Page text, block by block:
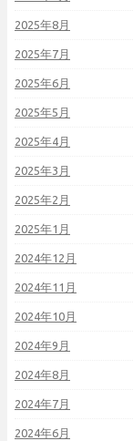
2025年8月
2025年7月
2025年6月
2025年5月
2025年4月
2025年3月
2025年2月
2025年1月
2024年12月
2024年11月
2024年10月
2024年9月
2024年8月
2024年7月
2024年6月